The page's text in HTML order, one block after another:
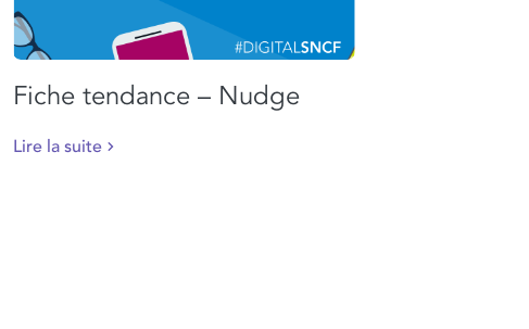
Fiche tendance – Nudge
Lire la suite